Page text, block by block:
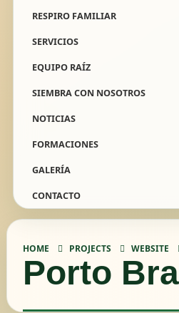
RESPIRO FAMILIAR
SERVICIOS
EQUIPO RAÍZ
SIEMBRA CON NOSOTROS
NOTICIAS
FORMACIONES
GALERÍA
CONTACTO
HOME PROJECTS WEBSITE
Porto